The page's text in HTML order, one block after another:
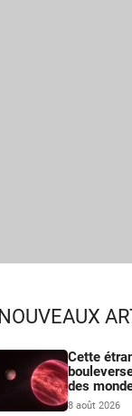
NOUVEAUX
Cette
des
8 août 2026